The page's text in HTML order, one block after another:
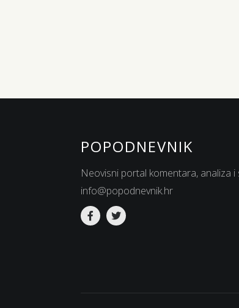
POPODNEVNIK
Neovisni portal komentara, analiza i
info@popodnevnik.hr